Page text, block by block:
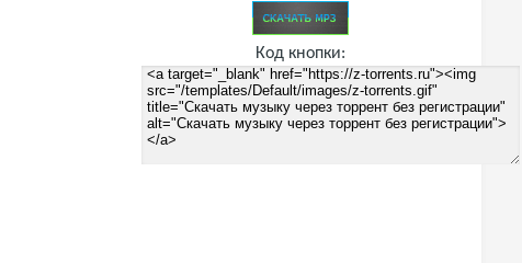
Код кнопки: